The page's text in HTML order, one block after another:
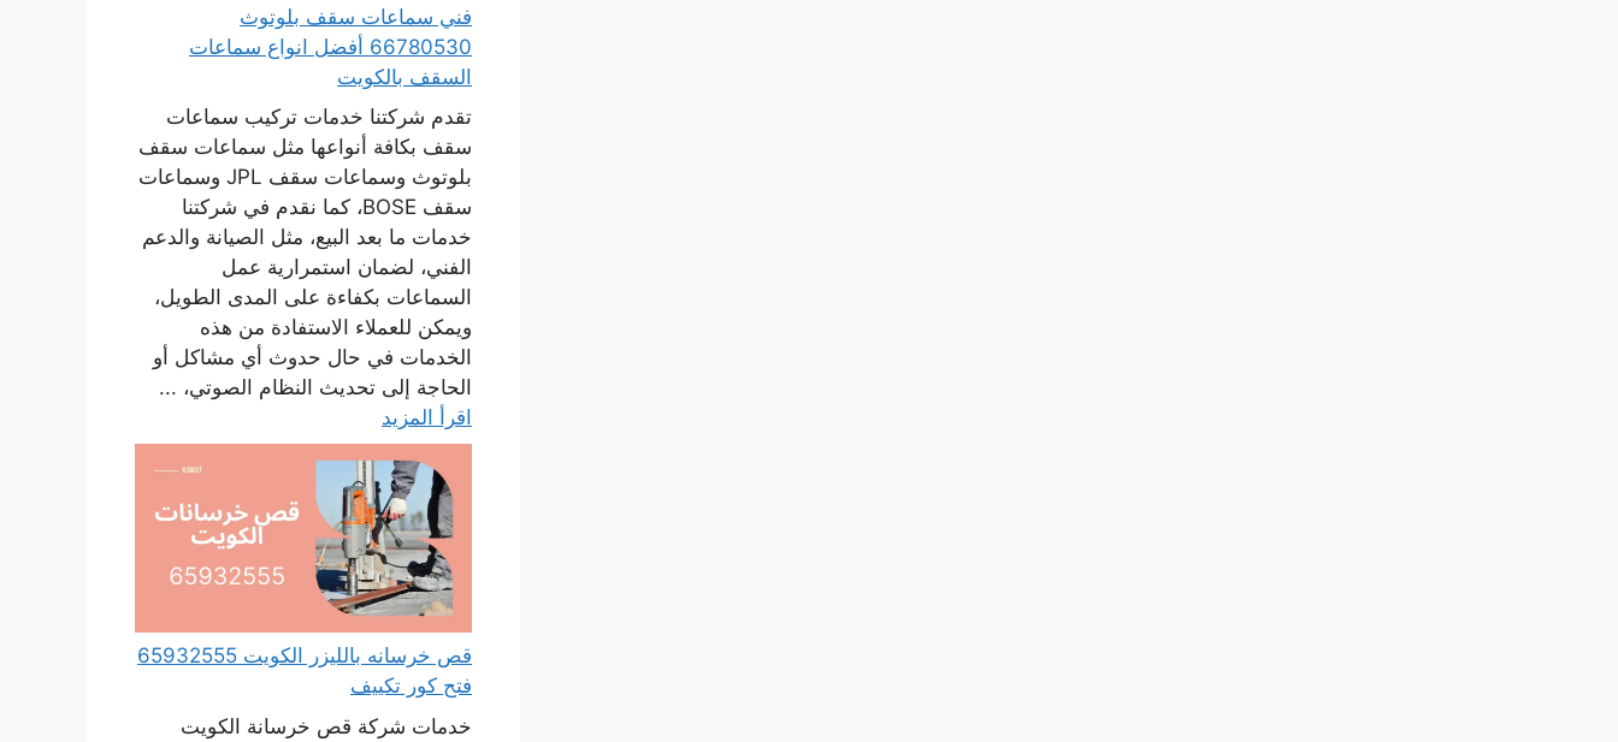
فني سماعات سقف بلوتوث
66780530 أفضل انواع سماعات
السقف بالكويت
تقدم شركتنا خدمات تركيب سماعات
سقف بكافة أنواعها مثل سماعات سقف
بلوتوث وسماعات سقف JPL وسماعات
سقف BOSE، كما نقدم في شركتنا
خدمات ما بعد البيع، مثل الصيانة والدعم
الفني، لضمان استمرارية عمل
السماعات بكفاءة على المدى الطويل،
ويمكن للعملاء الاستفادة من هذه
الخدمات في حال حدوث أي مشاكل أو
الحاجة إلى تحديث النظام الصوتي، ...
اقرأ المزيد
قص خرسانه بالليزر الكويت 65932555
فتح كور تكييف
خدمات شركة قص خرسانة الكويت